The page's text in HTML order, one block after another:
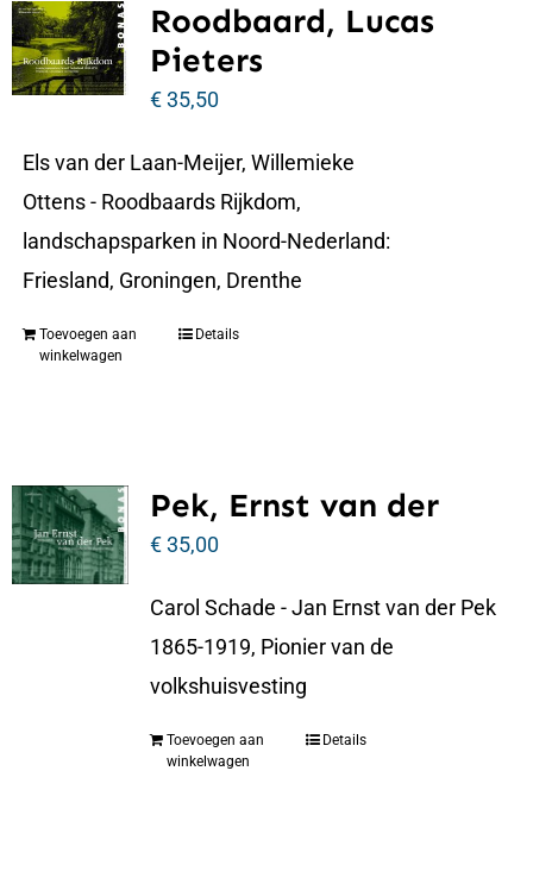
Roodbaard, Lucas
Pieters
€35,50
Els van der Laan-Meijer, Willemieke
Ottens - Roodbaards Rijkdom,
landschapsparken in Noord-Nederland:
Friesland, Groningen, Drenthe
Toevoegen aan
winkelwagen
Details
Pek, Ernst van der
€35,00
Carol Schade - Jan Ernst van der Pek
1865-1919, Pionier van de
volkshuisvesting
Toevoegen aan
winkelwagen
Details